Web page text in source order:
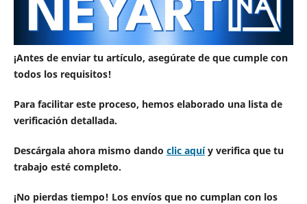
¡Antes de enviar tu artículo, asegúrate de que cumple con
todos los requisitos!
Para facilitar este proceso, hemos elaborado una lista de
verificación detallada.
Descárgala ahora mismo dando clic aquíy verifica que tu
trabajo esté completo.
¡No pierdas tiempo! Los envíos que no cumplan con los